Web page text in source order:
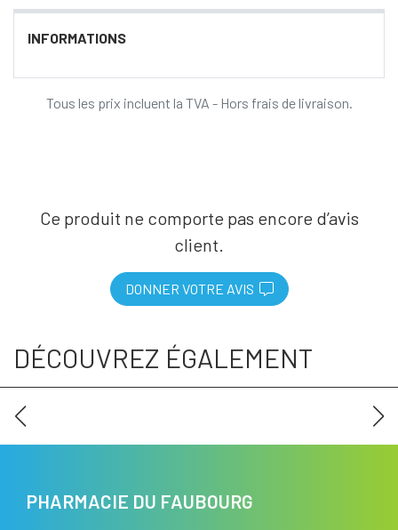
INFORMATIONS
Tous les prix incluent la TVA - Hors frais de livraison.
Ce produit ne comporte pas encore d’avis
client.
DONNER VOTRE AVIS
DÉCOUVREZ ÉGALEMENT
PHARMACIE DU FAUBOURG